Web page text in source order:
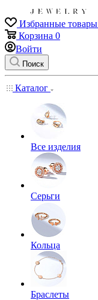
Избранные товары
Корзина 0
Войти
Поиск
Каталог
Все изделия
Серьги
Кольца
Браслеты